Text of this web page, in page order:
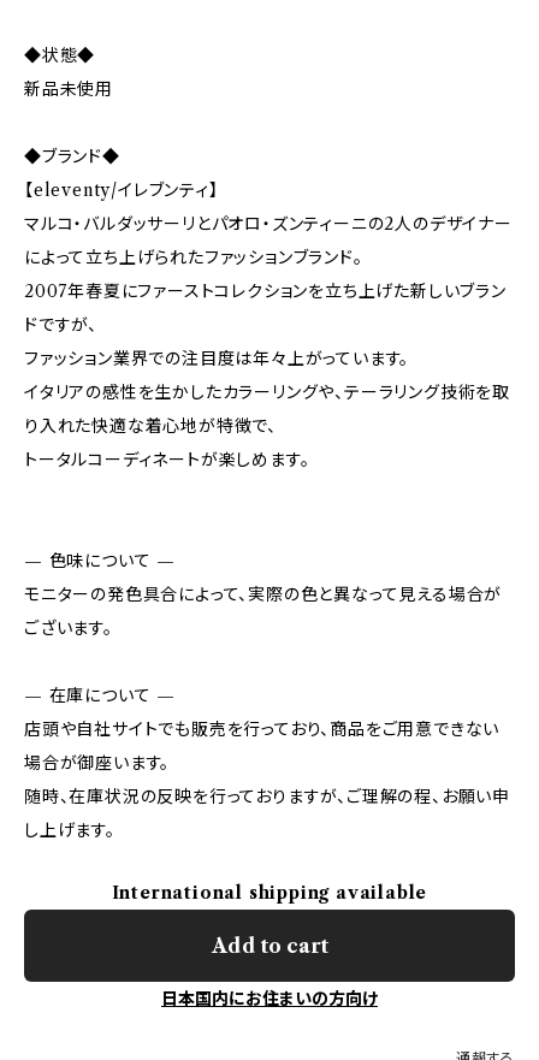
◆状態◆
新品未使用
◆ブランド◆
【eleventy/イレブンティ】
マルコ・バルダッサーリとパオロ・ズンティーニの2人のデザイナー
によって立ち上げられたファッションブランド。
2007年春夏にファーストコレクションを立ち上げた新しいブラン
ドですが、
ファッション業界での注目度は年々上がっています。
イタリアの感性を生かしたカラーリングや、テーラリング技術を取
り入れた快適な着心地が特徴で、
トータルコーディネートが楽しめます。
— 色味について —
モニターの発色具合によって、実際の色と異なって見える場合が
ございます。
— 在庫について —
店頭や自社サイトでも販売を行っており、商品をご用意できない
場合が御座います。
随時、在庫状況の反映を行っておりますが、ご理解の程、お願い申
し上げます。
International shipping available
Add to cart
日本国内にお住まいの方向け